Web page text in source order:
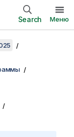
Search Меню